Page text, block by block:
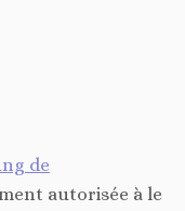
de
autorisée à le